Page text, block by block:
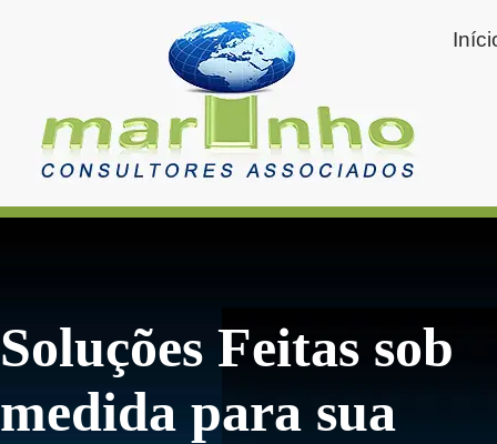
Soluções Feitas sob
medida para sua